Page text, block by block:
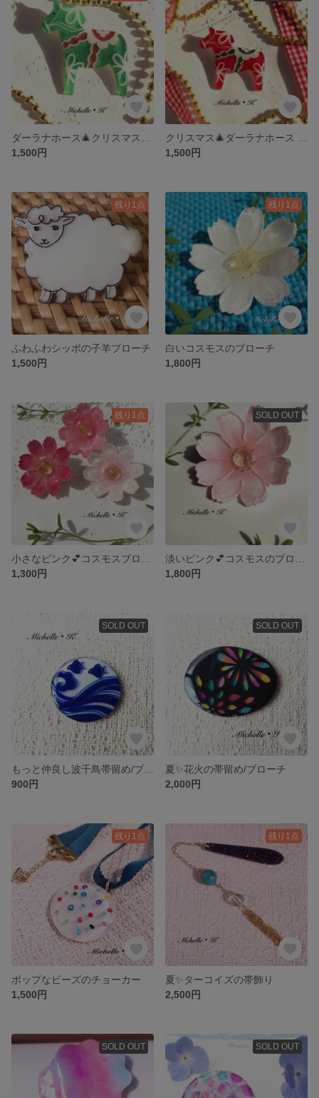
1,500円
1,500円
残り1点
ふわふわシッポの子羊ブローチ
1,500円
残り1点
白いコスモスのブローチ
1,800円
残り1点
1,300円
SOLD OUT
1,800円
SOLD OUT
900円
SOLD OUT
夏✨花火の帯留め/ブローチ
2,000円
残り1点
ポップなビーズのチョーカー
1,500円
残り1点
夏✨ターコイズの帯飾り
2,500円
SOLD OUT SOLD OUT